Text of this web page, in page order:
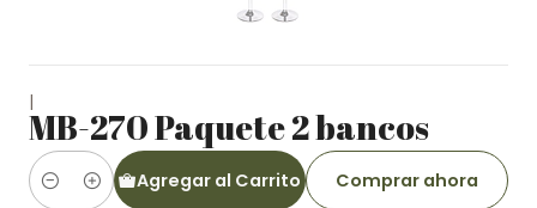
|
MB-270 Paquete 2 bancos
Cantidad
Agregar al Carrito Comprar ahora